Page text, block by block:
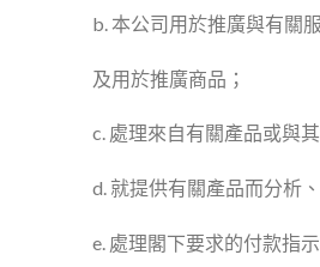
b. 本公司用於推廣與有關
及用於推廣商品；
c. 處理來自有關產品或與
d. 就提供有關產品而分析
e. 處理閣下要求的付款指